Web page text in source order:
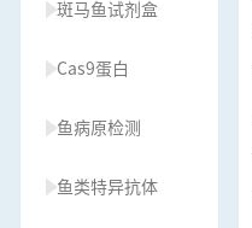
斑马鱼试剂盒
Cas9蛋白
鱼病原检测
鱼类特异抗体